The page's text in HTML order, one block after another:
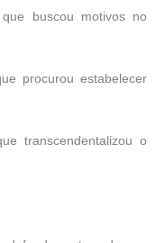
buscou motivos no
procurou estabelecer
transcendentalizou o